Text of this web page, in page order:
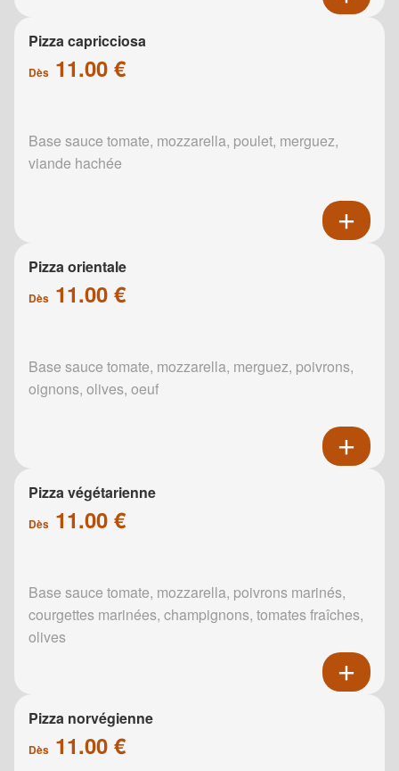
Pizza capricciosa
Dès 11.00 €
Base sauce tomate, mozzarella, poulet, merguez,
viande hachée
Pizza orientale
Dès 11.00 €
Base sauce tomate, mozzarella, merguez, poivrons,
oignons, olives, oeuf
Pizza végétarienne
Dès 11.00 €
Base sauce tomate, mozzarella, poivrons marinés,
courgettes marinées, champignons, tomates fraîches,
olives
Pizza norvégienne
Dès 11.00 €